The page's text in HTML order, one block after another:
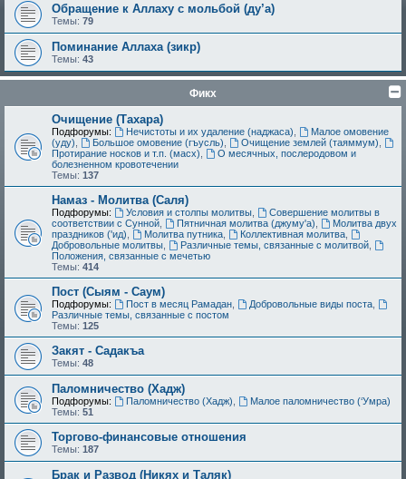
Обращение к Аллаху с мольбой (ду’а)
Темы: 79
Поминание Аллаха (зикр)
Темы: 43
Фикх
Очищение (Тахара)
Подфорумы: Нечистоты и их удаление (наджаса)
Малое омовение
(уду)
Большое омовение (гъусль) Очищение землей (таяммум)
Протирание носков и т.п. (масх)
О месячных, послеродовом и
болезненном кровотечении
Темы: 137
Намаз - Молитва (Саля)
Подфорумы: Условия и столпы молитвы,
Совершение молитвы в
соответствии с Сунной
Пятничная молитва (джуму'а)
Молитва двух
праздников ('ид)
Молитва путника, Коллективная молитва,
Добровольные молитвы
Различные темы, связанные с молитвой,
Положения, связанные с мечетью
Темы: 414
Пост (Сыям - Саум)
Подфорумы: Пост в месяц Рамадан, Добровольные виды поста,
Различные темы, связанные с постом
Темы: 125
Закят - Cадакъа
Темы: 48
Паломничество (Хадж)
Подфорумы: Паломничество (Хадж)
Малое паломничество (‘Умра)
Темы: 51
Торгово-финансовые отношения
Темы: 187
Брак и Развод (Никях и Таляк)